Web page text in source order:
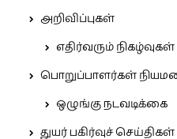
அறிவிப்புகள்
எதிர்வரும் நிகழ்வுகள்
பொறுப்பாளர்கள்
ஒழுங்கு நடவடிக்கை
துயர் பகிர்வுச் செய்திகள்